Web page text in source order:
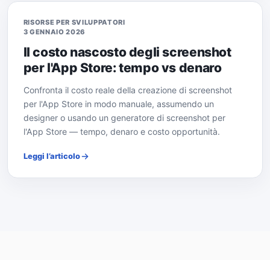
RISORSE PER SVILUPPATORI
3 GENNAIO 2026
Il costo nascosto degli screenshot
per l'App Store: tempo vs denaro
Confronta il costo reale della creazione di screenshot
per l'App Store in modo manuale, assumendo un
designer o usando un generatore di screenshot per
l'App Store — tempo, denaro e costo opportunità.
Leggi l’articolo